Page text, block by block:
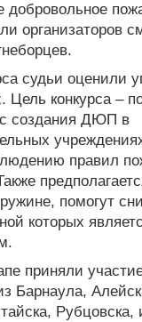
добровольное
организаторов
судьи оценили
конкурса –
создания ДЮП в
правил
помогут
которых
приняли
Барнаула,
Рубцовска,